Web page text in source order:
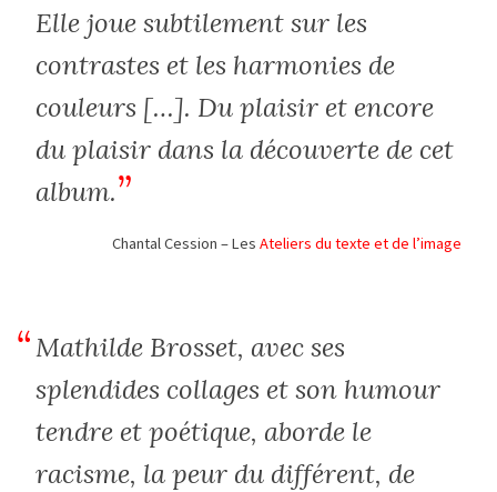
Elle joue subtilement sur les
contrastes et les harmonies de
couleurs […]. Du plaisir et encore
du plaisir dans la découverte de cet
album.
Chantal Cession – Les Ateliers du texte et de l’image
Mathilde Brosset, avec ses
splendides collages et son humour
tendre et poétique, aborde le
racisme, la peur du différent, de